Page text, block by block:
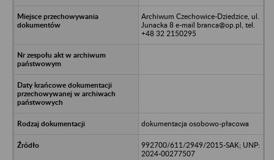
Archiwum Czechowice-Dziedzice, ul.
Junacka 8 e-mail branca@op.pl, tel.
+48 32 2150295
dokumentacja osobowo-płacowa
992700/611/2949/2015-SAK; UNP:
2024-00277507